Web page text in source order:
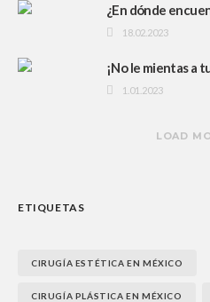
¿En dónde
18.02.2023
¡No le mientas a
1.01.2023
LOAD
ETIQUETAS
CIRUGÍA ESTÉTICA EN MÉXICO
CIRUGÍA PLÁSTICA EN MÉXICO